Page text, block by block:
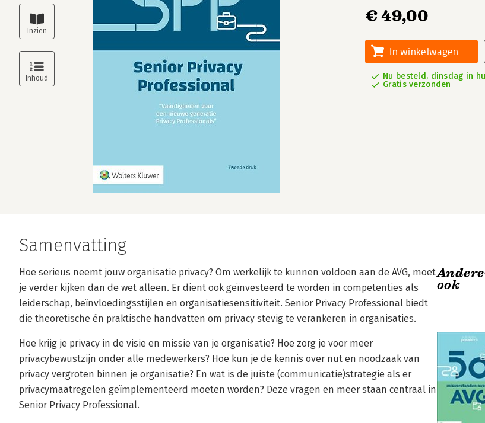
€ 49,00
In winkelwagen
Nu besteld, dinsdag in
Gratis verzonden
Samenvatting
Hoe serieus neemt jouw organisatie privacy? Om werkelijk te kunnen voldoen aan de AVG, moet
je verder kijken dan de wet alleen. Er dient ook geïnvesteerd te worden in competenties als
leiderschap, beïnvloedingsstijlen en organisatiesensitiviteit. Senior Privacy Professional biedt
die theoretische én praktische handvatten om privacy stevig te verankeren in organisaties.
Hoe krijg je privacy in de visie en missie van je organisatie? Hoe zorg je voor meer
privacybewustzijn onder alle medewerkers? Hoe kun je de kennis over nut en noodzaak van
privacy vergroten binnen je organisatie? En wat is de juiste (communicatie)strategie als er
privacymaatregelen geïmplementeerd moeten worden? Deze vragen en meer staan centraal in
Senior Privacy Professional.
ook